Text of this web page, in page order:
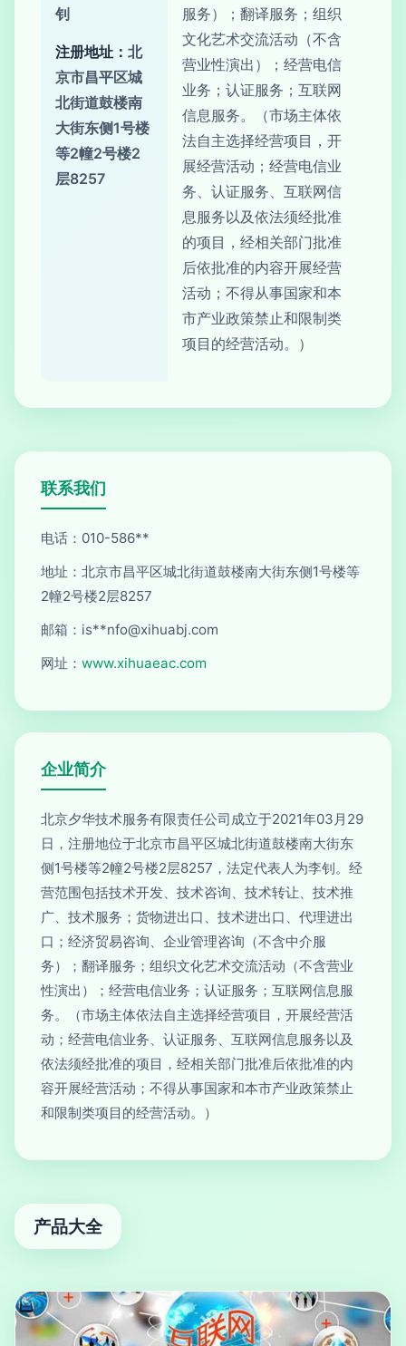
钊
注册地址： 北
京市昌平区城
北街道鼓楼南
大街东侧1号楼
等2幢2号楼2
层8257
服务）；翻译服务；组织
文化艺术交流活动（不含
营业性演出）；经营电信
业务；认证服务；互联网
信息服务。（市场主体依
法自主选择经营项目，开
展经营活动；经营电信业
务、认证服务、互联网信
息服务以及依法须经批准
的项目，经相关部门批准
后依批准的内容开展经营
活动；不得从事国家和本
市产业政策禁止和限制类
项目的经营活动。）
联系我们
电话：010-586**
地址：北京市昌平区城北街道鼓楼南大街东侧1号楼等
2幢2号楼2层8257
邮箱：is**nfo@xihuabj.com
网址： www.xihuaeac.com
企业简介
北京夕华技术服务有限责任公司成立于2021年03月29
日，注册地位于北京市昌平区城北街道鼓楼南大街东
侧1号楼等2幢2号楼2层8257，法定代表人为李钊。经
营范围包括技术开发、技术咨询、技术转让、技术推
广、技术服务；货物进出口、技术进出口、代理进出
口；经济贸易咨询、企业管理咨询（不含中介服
务）；翻译服务；组织文化艺术交流活动（不含营业
性演出）；经营电信业务；认证服务；互联网信息服
务。（市场主体依法自主选择经营项目，开展经营活
动；经营电信业务、认证服务、互联网信息服务以及
依法须经批准的项目，经相关部门批准后依批准的内
容开展经营活动；不得从事国家和本市产业政策禁止
和限制类项目的经营活动。）
产品大全